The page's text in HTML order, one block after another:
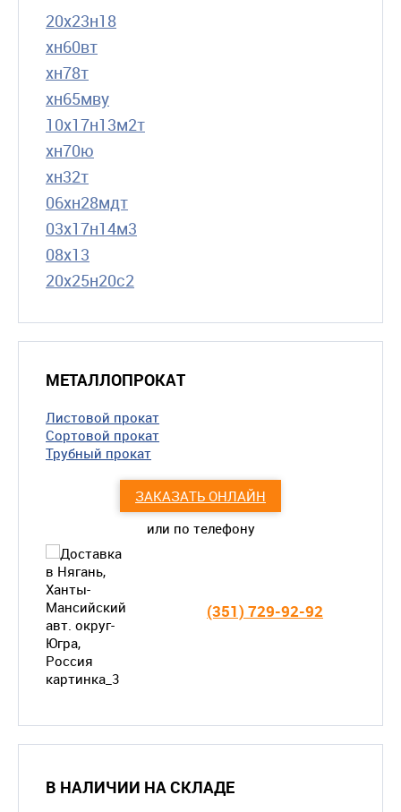
20х23н18
хн60вт
хн78т
хн65мву
10х17н13м2т
хн70ю
хн32т
06хн28мдт
03х17н14м3
08х13
20х25н20с2
МЕТАЛЛОПРОКАТ
Листовой прокат
Сортовой прокат
Трубный прокат
ЗАКАЗАТЬ ОНЛАЙН
или по телефону
(351) 729-92-92
В НАЛИЧИИ НА СКЛАДЕ